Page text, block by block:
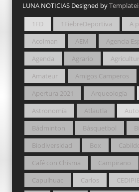
LUNA NOTICIAS Designed by
1FD 1FiebreDeportiva
A
Acolman
AEM
Agencia
Agenda
Agrario
Amateur
Amigos Camperos
Apertura 2021
Arqueología
Astronomía
Atlautla
Bádminton
Básquetbol
Biodiversidad
Box
Café con Chisma
Campirano
Capulhuac
Carlos